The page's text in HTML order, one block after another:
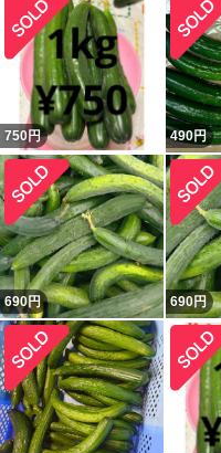
750円 490円
690円 690円